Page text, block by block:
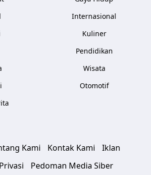
Internasional
Kuliner
Pendidikan
Wisata
Otomotif
Kami Kontak Kami
Iklan
Pedoman Media Siber